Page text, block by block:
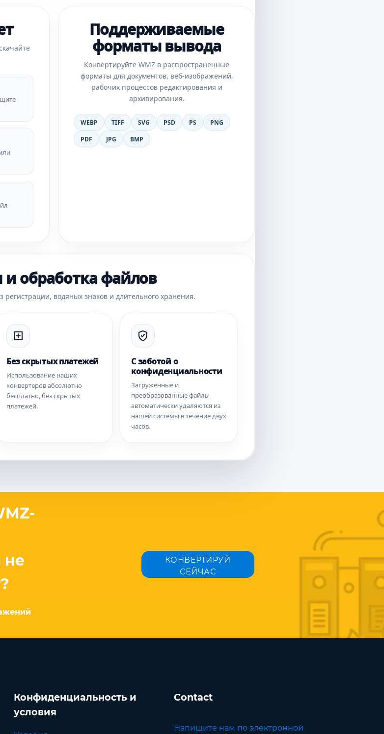
Поддерживаемые
форматы вывода
Конвертируйте WMZ в распространенные
форматы для документов, веб-изображений,
рабочих процессов редактирования и
архивирования.
WEBP TIFF SVG PSD PS
PNG
PDF
JPG BMP
и обработка файлов
регистрации, водяных знаков и длительного хранения.
Без скрытых платежей
Использование наших
конвертеров абсолютно
бесплатно, без скрытых
платежей.
С заботой о
конфиденциальности
Загруженные и
преобразованные файлы
автоматически удаляются из
нашей системы в течение двух
часов.
не
КОНВЕРТИРУЙ
СЕЙЧАС
Конфиденциальность и
условия
Contact
Напишите нам по электронной